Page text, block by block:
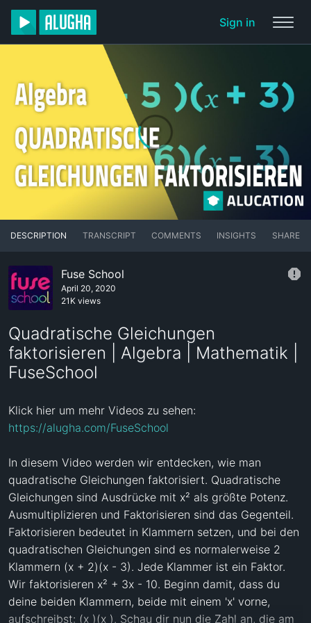
Sign in
DESCRIPTION TRANSCRIPT COMMENTS INSIGHTS SHARE
Fuse School
April 20, 2020
21K views
Quadratische Gleichungen
faktorisieren | Algebra | Mathematik |
FuseSchool
https://alugha.com/FuseSchool
In diesem Video werden wir entdecken, wie man
quadratische Gleichungen faktorisiert. Quadratische
Gleichungen sind Ausdrücke mit x² als größte Potenz.
Ausmultiplizieren und Faktorisieren sind das Gegenteil.
Faktorisieren bedeutet in Klammern setzen, und bei den
quadratischen Gleichungen sind es normalerweise 2
Klammern (x + 2)(x - 3). Jede Klammer ist ein Faktor.
Wir faktorisieren x² + 3x - 10. Beginn damit, dass du
deine beiden Klammern, beide mit einem 'x' vorne,
aufschreibst: (x )(x ). Schau dir nun die Zahl an, die am